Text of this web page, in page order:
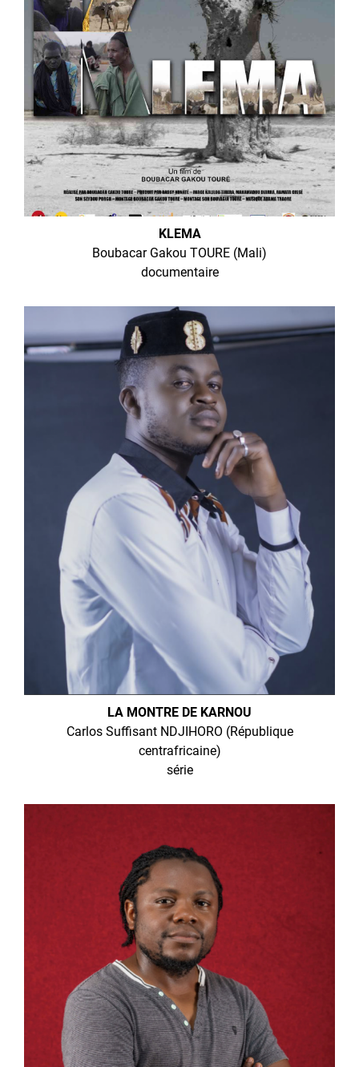
KLEMA
Boubacar Gakou TOURE (Mali)
documentaire
LA MONTRE DE KARNOU
Carlos Suffisant NDJIHORO (République
centrafricaine)
série